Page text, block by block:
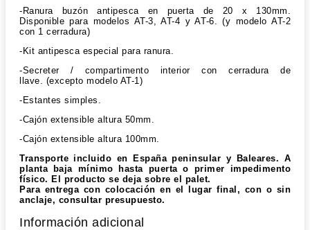
-Ranura buzón antipesca en puerta de 20 x 130mm.
Disponible para modelos AT-3, AT-4 y AT-6. (y modelo AT-2
con 1 cerradura)
-Kit antipesca especial para ranura.
-Secreter / compartimento interior con cerradura de
llave. (excepto modelo AT-1)
-Estantes simples.
-Cajón extensible altura 50mm.
-Cajón extensible altura 100mm.
Transporte incluido en España peninsular y Baleares. A
planta baja mínimo hasta puerta o primer impedimento
físico. El producto se deja sobre el palet.
Para entrega con colocación en el lugar final, con o sin
anclaje, consultar presupuesto.
Información adicional